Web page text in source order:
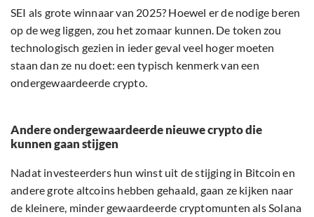
SEI als grote winnaar van 2025? Hoewel er de nodige beren
op de weg liggen, zou het zomaar kunnen. De token zou
technologisch gezien in ieder geval veel hoger moeten
staan dan ze nu doet: een typisch kenmerk van een
ondergewaardeerde crypto.
Andere ondergewaardeerde nieuwe crypto die
kunnen gaan stijgen
Nadat investeerders hun winst uit de stijging in Bitcoin en
andere grote altcoins hebben gehaald, gaan ze kijken naar
de kleinere, minder gewaardeerde cryptomunten als Solana